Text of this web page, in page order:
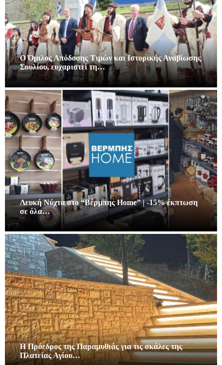
Ο Όμιλος Απόδοσης Τιμών και Ιστορικής Αναβίωσης
Σουλίου, ευχαριστεί τη…
Λευκή Νύχτα στο “Βέρμπης Home” | -15% έκπτωση
σε όλα…
Η Πρόεδρος της Παραμυθιάς για τις σκάλες της
Πλατείας Αγίου…